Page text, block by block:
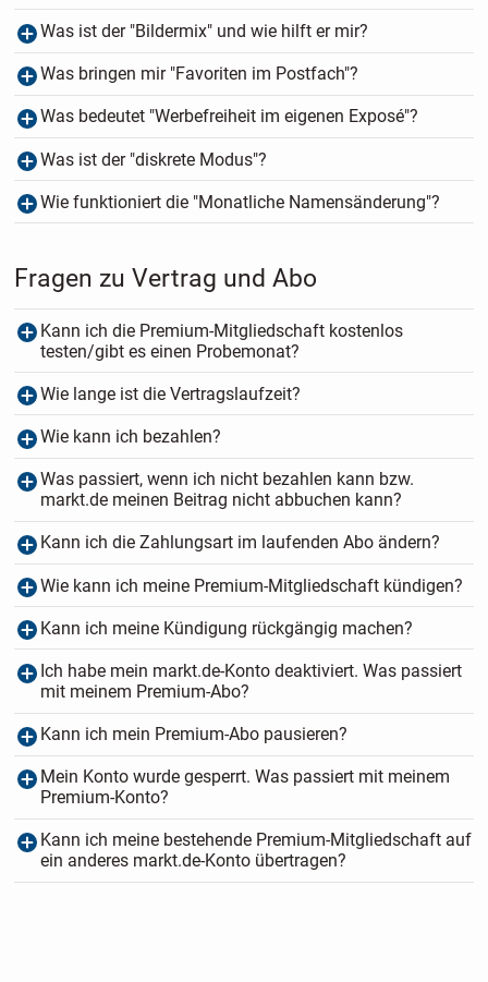
Was ist der "Bildermix" und wie hilft er mir?
Was bringen mir "Favoriten im Postfach"?
Was bedeutet "Werbefreiheit im eigenen Exposé"?
Was ist der "diskrete Modus"?
Wie funktioniert die "Monatliche Namensänderung"?
Fragen zu Vertrag und Abo
Kann ich die Premium-Mitgliedschaft kostenlos
testen/gibt es einen Probemonat?
Wie lange ist die Vertragslaufzeit?
Wie kann ich bezahlen?
Was passiert, wenn ich nicht bezahlen kann bzw.
markt.de meinen Beitrag nicht abbuchen kann?
Kann ich die Zahlungsart im laufenden Abo ändern?
Wie kann ich meine Premium-Mitgliedschaft kündigen?
Kann ich meine Kündigung rückgängig machen?
Ich habe mein markt.de-Konto deaktiviert. Was passiert
mit meinem Premium-Abo?
Kann ich mein Premium-Abo pausieren?
Mein Konto wurde gesperrt. Was passiert mit meinem
Premium-Konto?
Kann ich meine bestehende Premium-Mitgliedschaft auf
ein anderes markt.de-Konto übertragen?